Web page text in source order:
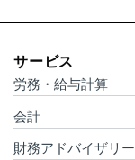
サービス
労務・給与計算
会計
財務アドバイザリー